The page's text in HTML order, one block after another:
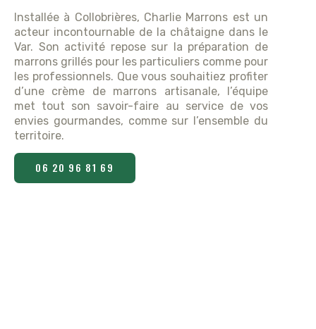
Installée à Collobrières, Charlie Marrons est un
acteur incontournable de la châtaigne dans le
Var. Son activité repose sur la préparation de
marrons grillés pour les particuliers comme pour
les professionnels. Que vous souhaitiez profiter
d’une crème de marrons artisanale, l’équipe
met tout son savoir-faire au service de vos
envies gourmandes, comme sur l’ensemble du
territoire.
06 20 96 81 69